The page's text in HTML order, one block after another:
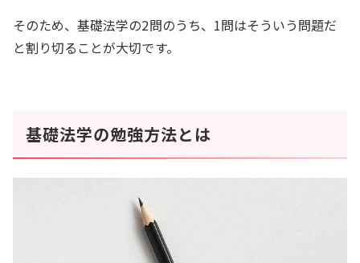
そのため、基礎法学の2問のうち、1問はそういう問題だ
と割り切ることが大切です。
基礎法学の勉強方法とは